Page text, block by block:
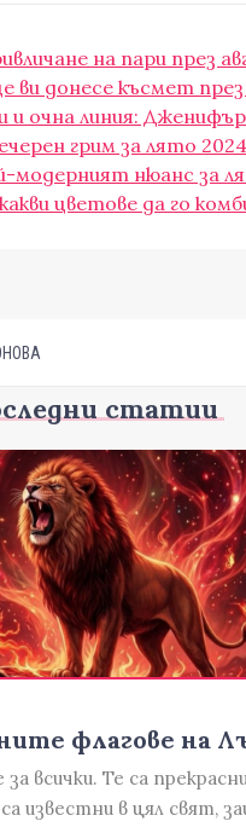
на пари през
ви донесе късмет
и очна линия:
грим за лято 2024
модерният нюанс за
цветове да го
статии
флагове на
всички. Те са
известни в цял свят,